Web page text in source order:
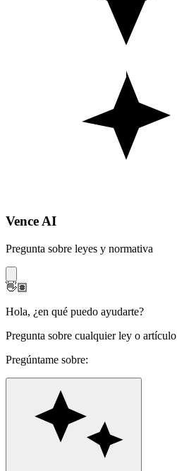
Vence AI
Pregunta sobre leyes y normativa
👋🏽
Hola, ¿en qué puedo ayudarte?
Pregunta sobre cualquier ley o artículo
Pregúntame sobre: